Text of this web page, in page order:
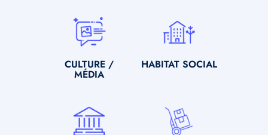
Icone
SOUS-
TITRE
CULTURE /
MÉDIA
Icone
SOUS-
HABITAT SOCIAL
Icone Icone